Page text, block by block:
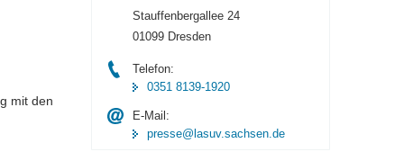
mit den
Stauffenbergallee 24
01099 Dresden
Telefon:
0351 8139-1920
E-Mail:
presse@lasuv.sachsen.de